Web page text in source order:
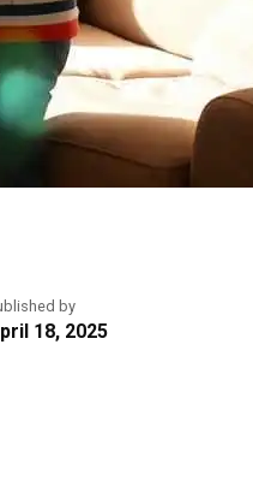
by
18, 2025